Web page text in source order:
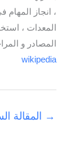
، انجاز
المعدات ،
المصادر و
wikipedia
→ المقالة